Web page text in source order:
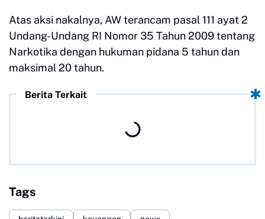
Atas aksi nakalnya, AW terancam pasal 111 ayat 2
Undang-Undang RI Nomor 35 Tahun 2009 tentang
Narkotika dengan hukuman pidana 5 tahun dan
maksimal 20 tahun.
Berita Terkait
Tags